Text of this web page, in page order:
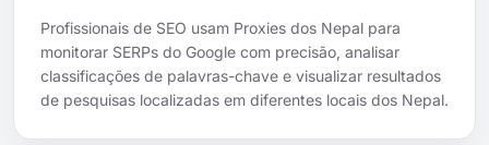
Profissionais de SEO usam Proxies dos Nepal para
monitorar SERPs do Google com precisão, analisar
classificações de palavras-chave e visualizar resultados
de pesquisas localizadas em diferentes locais dos Nepal.